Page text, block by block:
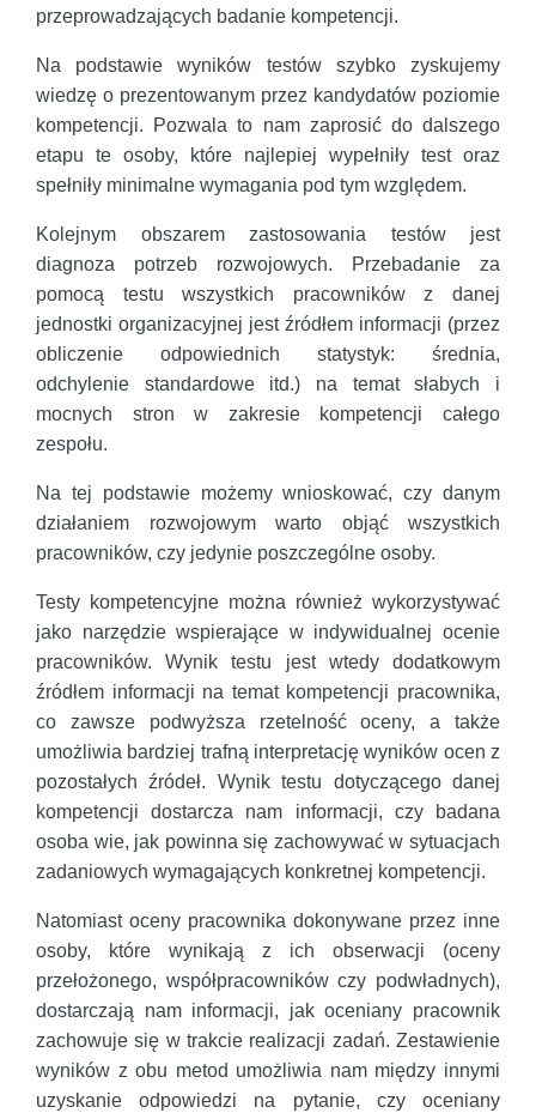
przeprowadzających badanie kompetencji.
Na podstawie wyników testów szybko zyskujemy
wiedzę o prezentowanym przez kandydatów poziomie
kompetencji. Pozwala to nam zaprosić do dalszego
etapu te osoby, które najlepiej wypełniły test oraz
spełniły minimalne wymagania pod tym względem.
Kolejnym obszarem zastosowania testów jest
diagnoza potrzeb rozwojowych. Przebadanie za
pomocą testu wszystkich pracowników z danej
jednostki organizacyjnej jest źródłem informacji (przez
obliczenie odpowiednich statystyk: średnia,
odchylenie standardowe itd.) na temat słabych i
mocnych stron w zakresie kompetencji całego
zespołu.
Na tej podstawie możemy wnioskować, czy danym
działaniem rozwojowym warto objąć wszystkich
pracowników, czy jedynie poszczególne osoby.
Testy kompetencyjne można również wykorzystywać
jako narzędzie wspierające w indywidualnej ocenie
pracowników. Wynik testu jest wtedy dodatkowym
źródłem informacji na temat kompetencji pracownika,
co zawsze podwyższa rzetelność oceny, a także
umożliwia bardziej trafną interpretację wyników ocen z
pozostałych źródeł. Wynik testu dotyczącego danej
kompetencji dostarcza nam informacji, czy badana
osoba wie, jak powinna się zachowywać w sytuacjach
zadaniowych wymagających konkretnej kompetencji.
Natomiast oceny pracownika dokonywane przez inne
osoby, które wynikają z ich obserwacji (oceny
przełożonego, współpracowników czy podwładnych),
dostarczają nam informacji, jak oceniany pracownik
zachowuje się w trakcie realizacji zadań. Zestawienie
wyników z obu metod umożliwia nam między innymi
uzyskanie odpowiedzi na pytanie, czy oceniany